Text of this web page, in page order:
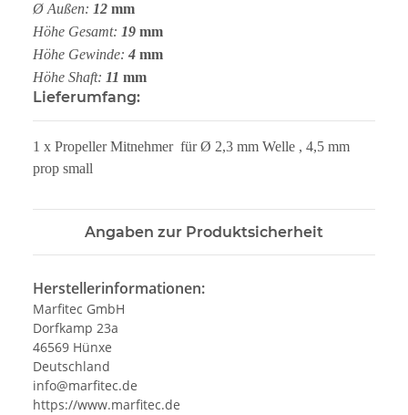
Ø Außen: 12 mm
Höhe Gesamt: 19 mm
Höhe Gewinde: 4 mm
Höhe Shaft: 11 mm
Lieferumfang:
1 x Propeller Mitnehmer für Ø 2,3 mm Welle , 4,5 mm
prop small
Angaben zur Produktsicherheit
Herstellerinformationen:
Marfitec GmbH
Dorfkamp 23a
46569 Hünxe
Deutschland
info@marfitec.de
https://www.marfitec.de